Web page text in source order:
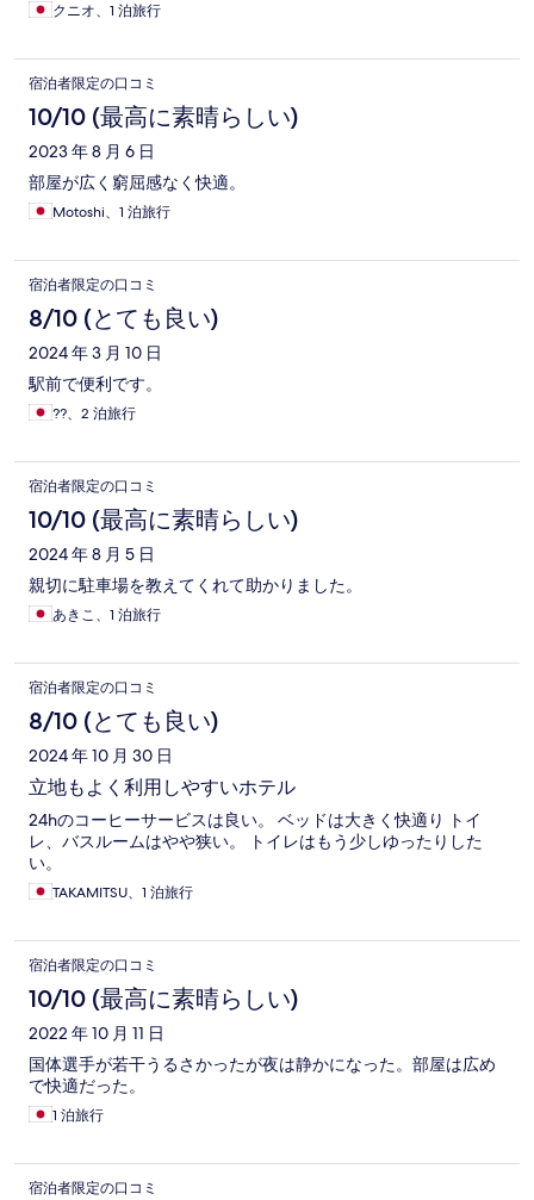
クニオ、1 泊旅行
宿泊者限定の口コミ
10/10 (最高に素晴らしい)
2023 年 8 月 6 日
部屋が広く窮屈感なく快適。
Motoshi、1 泊旅行
宿泊者限定の口コミ
8/10 (とても良い)
2024 年 3 月 10 日
駅前で便利です。
??、2 泊旅行
宿泊者限定の口コミ
10/10 (最高に素晴らしい)
2024 年 8 月 5 日
親切に駐車場を教えてくれて助かりました。
あきこ、1 泊旅行
宿泊者限定の口コミ
8/10 (とても良い)
2024 年 10 月 30 日
立地もよく利用しやすいホテル
24hのコーヒーサービスは良い。 ベッドは大きく快適り トイ
レ、バスルームはやや狭い。 トイレはもう少しゆったりした
い。
TAKAMITSU、1 泊旅行
宿泊者限定の口コミ
10/10 (最高に素晴らしい)
2022 年 10 月 11 日
国体選手が若干うるさかったが夜は静かになった。部屋は広め
で快適だった。
1 泊旅行
宿泊者限定の口コミ